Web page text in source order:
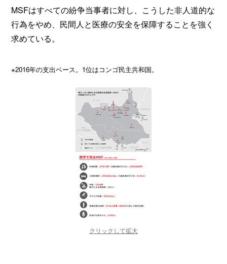
クリックして拡大
MSFはすべての紛争当事者に対し、こうした非人道的な
行為をやめ、民間人と医療の安全を保障することを強く
求めている。
※2016年の支出ベース。1位はコンゴ民主共和国。